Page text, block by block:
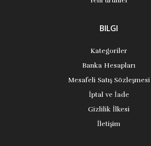
BILGI
Kategoriler
Banka Hesapları
Mesafeli Satış Sözleşmesi
İptal ve İade
Gizlilik İlkesi
İletişim